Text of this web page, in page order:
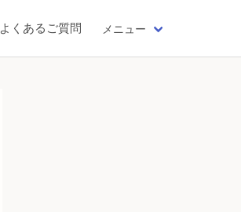
よくあるご質問 メニュー